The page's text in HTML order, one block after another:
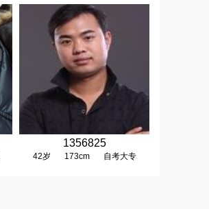
1356825
42岁 173cm 自考大专